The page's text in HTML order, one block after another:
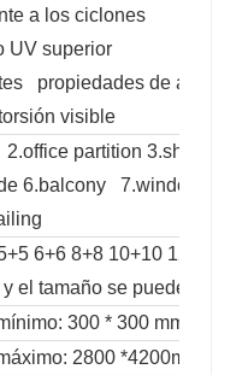
a los ciclones
UV superior
propiedades de
visible
partition 3.shower
6.balcony 7.window
6+6 8+8 10+10 12+12
el tamaño se pueden
300 * 300 mm
2800 *4200m m